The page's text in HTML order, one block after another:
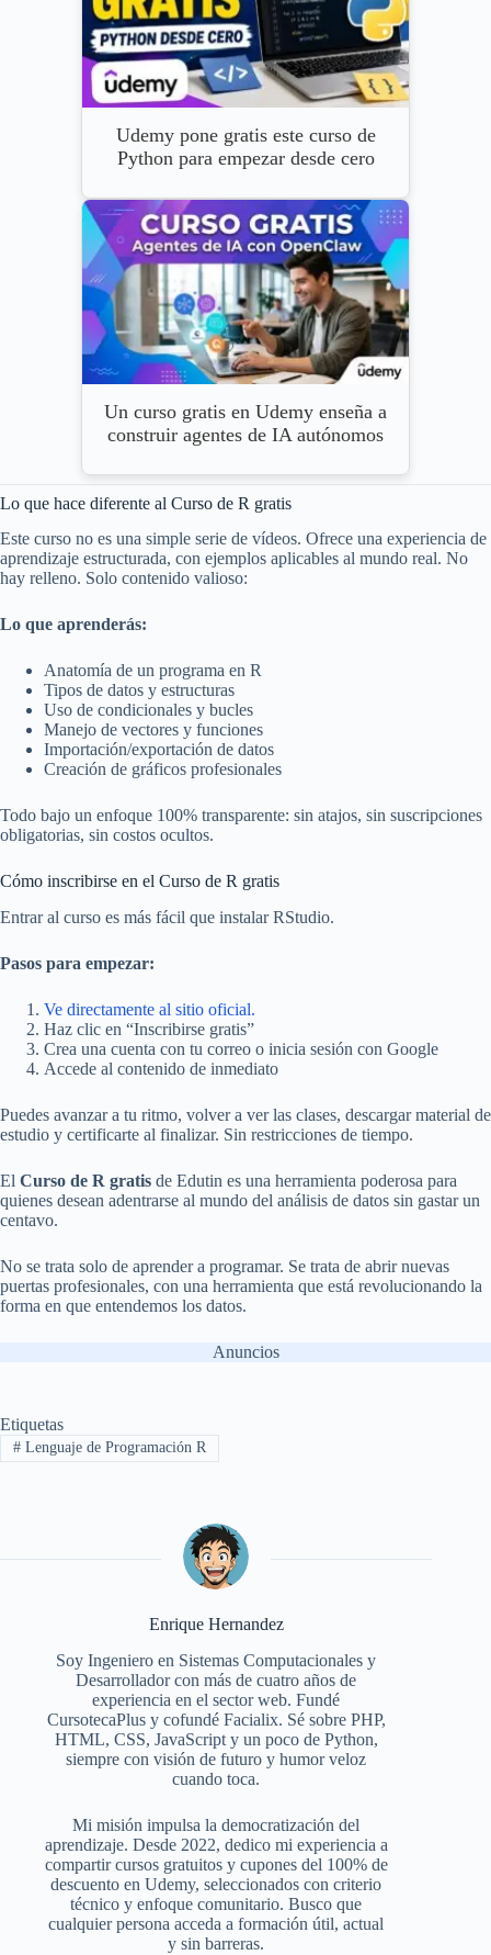
Udemy pone gratis este curso de
Python para empezar desde cero
Un curso gratis en Udemy enseña a
construir agentes de IA autónomos
Lo que hace diferente al Curso de R gratis
Este curso no es una simple serie de vídeos. Ofrece una experiencia de
aprendizaje estructurada, con ejemplos aplicables al mundo real. No
hay relleno. Solo contenido valioso:
Lo que aprenderás:
Anatomía de un programa en R
Tipos de datos y estructuras
Uso de condicionales y bucles
Manejo de vectores y funciones
Importación/exportación de datos
Creación de gráficos profesionales
Todo bajo un enfoque 100% transparente: sin atajos, sin suscripciones
obligatorias, sin costos ocultos.
Cómo inscribirse en el Curso de R gratis
Entrar al curso es más fácil que instalar RStudio.
Pasos para empezar:
Ve directamente al sitio oficial.
Haz clic en “Inscribirse gratis”
Crea una cuenta con tu correo o inicia sesión con Google
Accede al contenido de inmediato
Puedes avanzar a tu ritmo, volver a ver las clases, descargar material de
estudio y certificarte al finalizar. Sin restricciones de tiempo.
El Curso de R gratis de Edutin es una herramienta poderosa para
quienes desean adentrarse al mundo del análisis de datos sin gastar un
centavo.
No se trata solo de aprender a programar. Se trata de abrir nuevas
puertas profesionales, con una herramienta que está revolucionando la
forma en que entendemos los datos.
Anuncios
Etiquetas
#Lenguaje de Programación R
Enrique Hernandez
Soy Ingeniero en Sistemas Computacionales y
Desarrollador con más de cuatro años de
experiencia en el sector web. Fundé
CursotecaPlus y cofundé Facialix. Sé sobre PHP,
HTML, CSS, JavaScript y un poco de Python,
siempre con visión de futuro y humor veloz
cuando toca.
Mi misión impulsa la democratización del
aprendizaje. Desde 2022, dedico mi experiencia a
compartir cursos gratuitos y cupones del 100% de
descuento en Udemy, seleccionados con criterio
técnico y enfoque comunitario. Busco que
cualquier persona acceda a formación útil, actual
y sin barreras.